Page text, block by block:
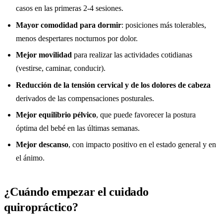
casos en las primeras 2-4 sesiones.
Mayor comodidad para dormir: posiciones más tolerables,
menos despertares nocturnos por dolor.
Mejor movilidad para realizar las actividades cotidianas
(vestirse, caminar, conducir).
Reducción de la tensión cervical y de los dolores de cabeza
derivados de las compensaciones posturales.
Mejor equilibrio pélvico, que puede favorecer la postura
óptima del bebé en las últimas semanas.
Mejor descanso, con impacto positivo en el estado general y en
el ánimo.
¿Cuándo empezar el cuidado
quiropráctico?